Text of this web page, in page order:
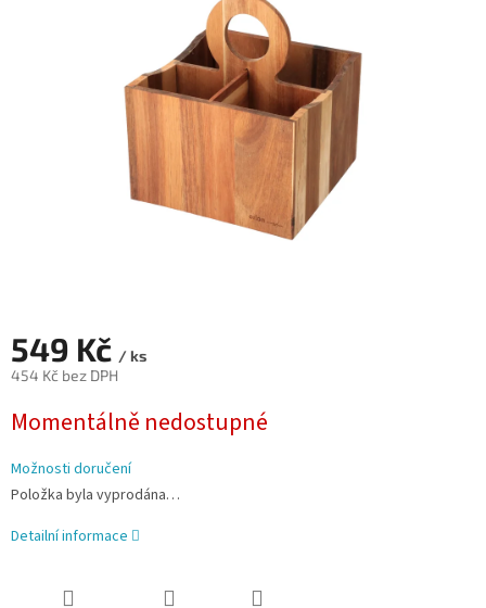
549 Kč / ks
454 Kč bez DPH
cena:
Momentálně nedostupné
Možnosti doručení
Položka byla vyprodána…
Detailní informace